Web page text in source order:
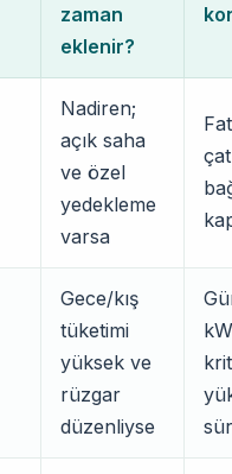
zaman
eklenir?
Nadiren;
açık saha
ve özel
yedekleme
varsa
Gece/kış
tüketimi
yüksek ve
rüzgar
düzenliyse